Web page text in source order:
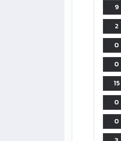
9
2
0
0
15
0
0